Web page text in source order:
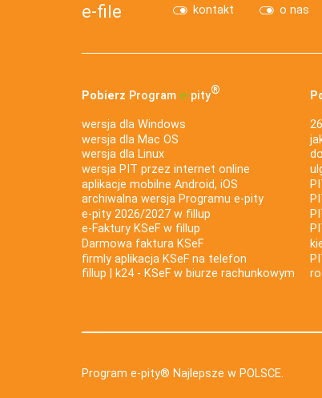
e-file kontakt o nas
Pobierz Program e‑pity®
wersja dla Windows
wersja dla Mac OS
wersja dla Linux
wersja PIT przez internet online
aplikacje mobilne Android, iOS
archiwalna wersja Programu e-pity
e-pity 2026/2027 w fillup
e‑Faktury KSeF w fillup
Darmowa faktura KSeF
firmly aplikacja KSeF na telefon
fillup | k24 - KSeF w biurze rachunkowym
Program e-pity® Najlepsze w POLSCE.